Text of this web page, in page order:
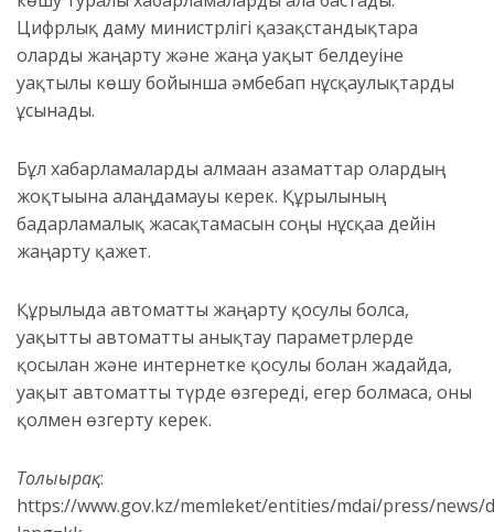
Цифрлық даму министрлігі қазақстандықтарға
оларды жаңарту және жаңа уақыт белдеуіне
уақтылы көшу бойынша әмбебап нұсқаулықтарды
ұсынады.
Бұл хабарламаларды алмаған азаматтар олардың
жоқтығына алаңдамауы керек. Құрылғының
бағдарламалық жасақтамасын соңғы нұсқаға дейін
жаңарту қажет.
Құрылғыда автоматты жаңарту қосулы болса,
уақытты автоматты анықтау параметрлерде
қосылған және интернетке қосулы болған жағдайда,
уақыт автоматты түрде өзгереді, егер болмаса, оны
қолмен өзгерту керек.
Толығырақ:
https://www.gov.kz/memleket/entities/mdai/press/news/